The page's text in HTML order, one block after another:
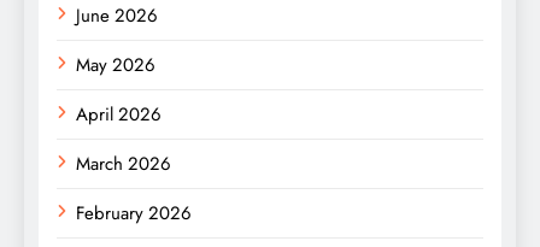
June 2026
May 2026
April 2026
March 2026
February 2026